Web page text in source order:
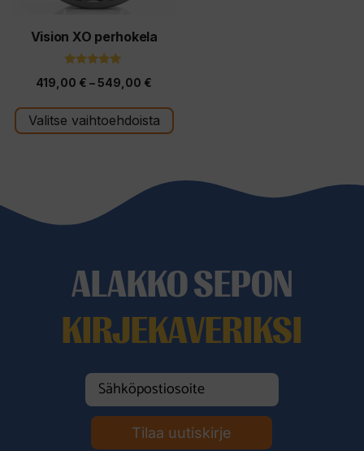
Vision XO perhokela
5:stä
419,00 € – 549,00 €
-
Valitse vaihtoehdoista
tuotteen
ALAKKO SEPON
KIRJEKAVERIKSI
Tilaa uutiskirje